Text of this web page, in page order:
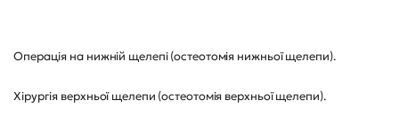
Операція на нижній щелепі (остеотомія нижньої щелепи).
Хірургія верхньої щелепи (остеотомія верхньої щелепи).